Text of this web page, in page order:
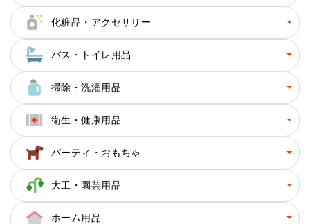
化粧品・アクセサリー
バス・トイレ用品
掃除・洗濯用品
衛生・健康用品
パーティ・おもちゃ
大工・園芸用品
ホーム用品